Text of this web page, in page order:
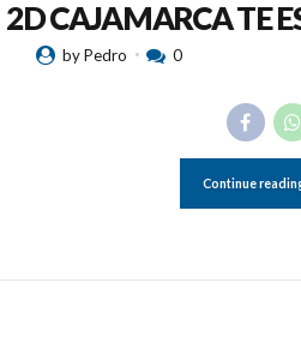
2D CAJAMARCA TE
by Pedro 0
Continue